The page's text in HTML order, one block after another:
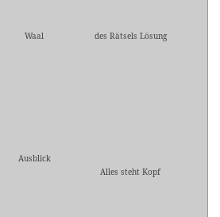
Waal des Rätsels Lösung
Ausblick
Alles steht Kopf